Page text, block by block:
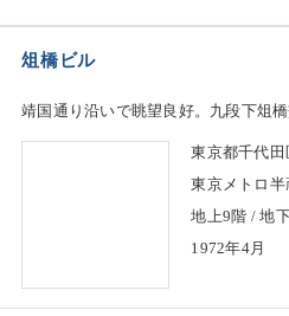
俎橋ビル
靖国通り沿いで眺望良好。九段下俎橋
東京都千代
東京メトロ
地上9階 / 地
1972年4月